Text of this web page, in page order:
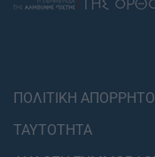
ΠΟΛΙΤΙΚΗ
ΤΑΥΤΟΤΗΤΑ